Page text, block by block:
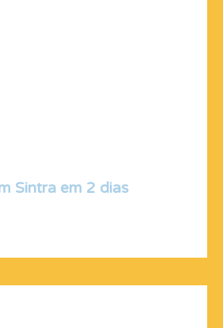
Sintra em 2 dias